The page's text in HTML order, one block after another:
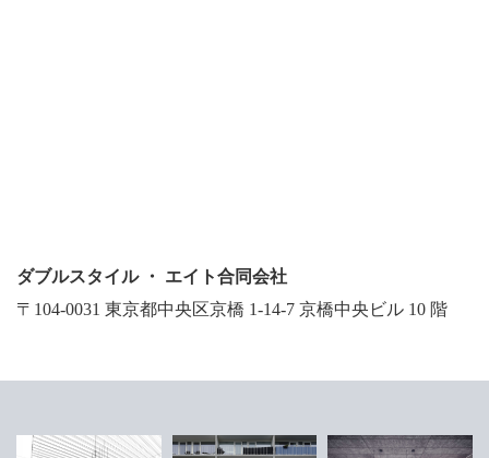
ダブルスタイル ・ エイト合同会社
〒104-0031 東京都中央区京橋 1-14-7 京橋中央ビル 10 階